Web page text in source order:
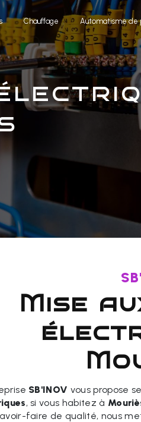
Chauffage Automatisme de
mise aux normes
SB'INOV vous propose
, si vous habitez à
faire de qualité, nous